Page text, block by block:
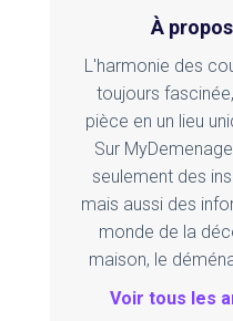
À
L'harmonie des
toujours
pièce en un lieu
Sur
seulement des
mais aussi des
monde de la
maison, le
Voir tous les